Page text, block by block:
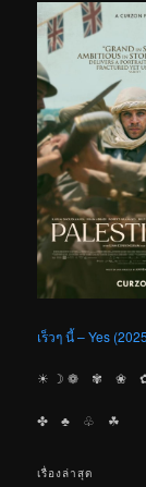
เร็วๆ นี้ – Yes
☀︎ ☽ ❁ ✾ ❀
✤ ♣︎ ♧ ☘︎
เรื่องล่าสุด